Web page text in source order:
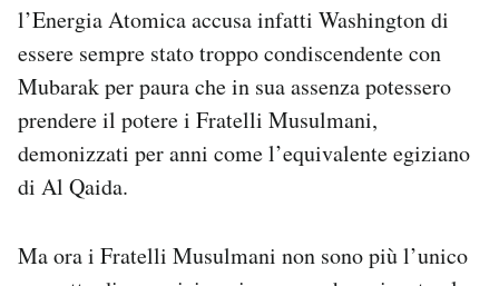
l’Energia Atomica accusa infatti Washington di
essere sempre stato troppo condiscendente con
Mubarak per paura che in sua assenza potessero
prendere il potere i Fratelli Musulmani,
demonizzati per anni come l’equivalente egiziano
di Al Qaida.
Ma ora i Fratelli Musulmani non sono più l’unico